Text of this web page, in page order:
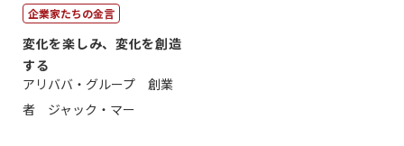
企業家たちの金言
変化を楽しみ、変化を創造
する
アリババ・グループ 創業
者 ジャック・マー